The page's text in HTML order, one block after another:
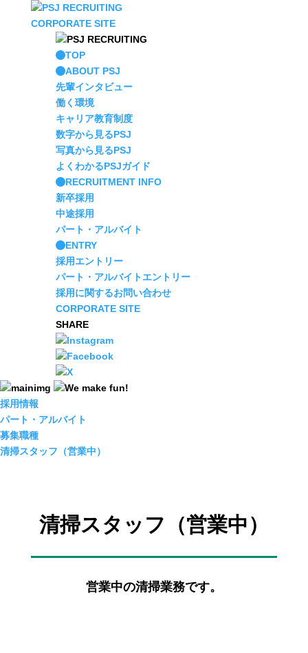
CORPORATE SITE
TOP
ABOUT PSJ
先輩インタビュー
働く環境
キャリア教育制度
数字から見るPSJ
写真から見るPSJ
よくわかるPSJガイド
RECRUITMENT INFO
新卒採用
中途採用
パート・アルバイト
ENTRY
採用エントリー
パート・アルバイトエントリー
採用に関するお問い合わせ
CORPORATE SITE
SHARE
採用情報
パート・アルバイト
募集職種
清掃スタッフ（営業中）
清掃スタッフ（営業中）
営業中の清掃業務です。